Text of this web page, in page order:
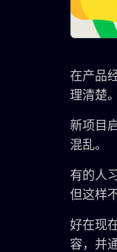
在产品
理清楚
新项目
混乱。
有的人
但这样
好在现
容，并